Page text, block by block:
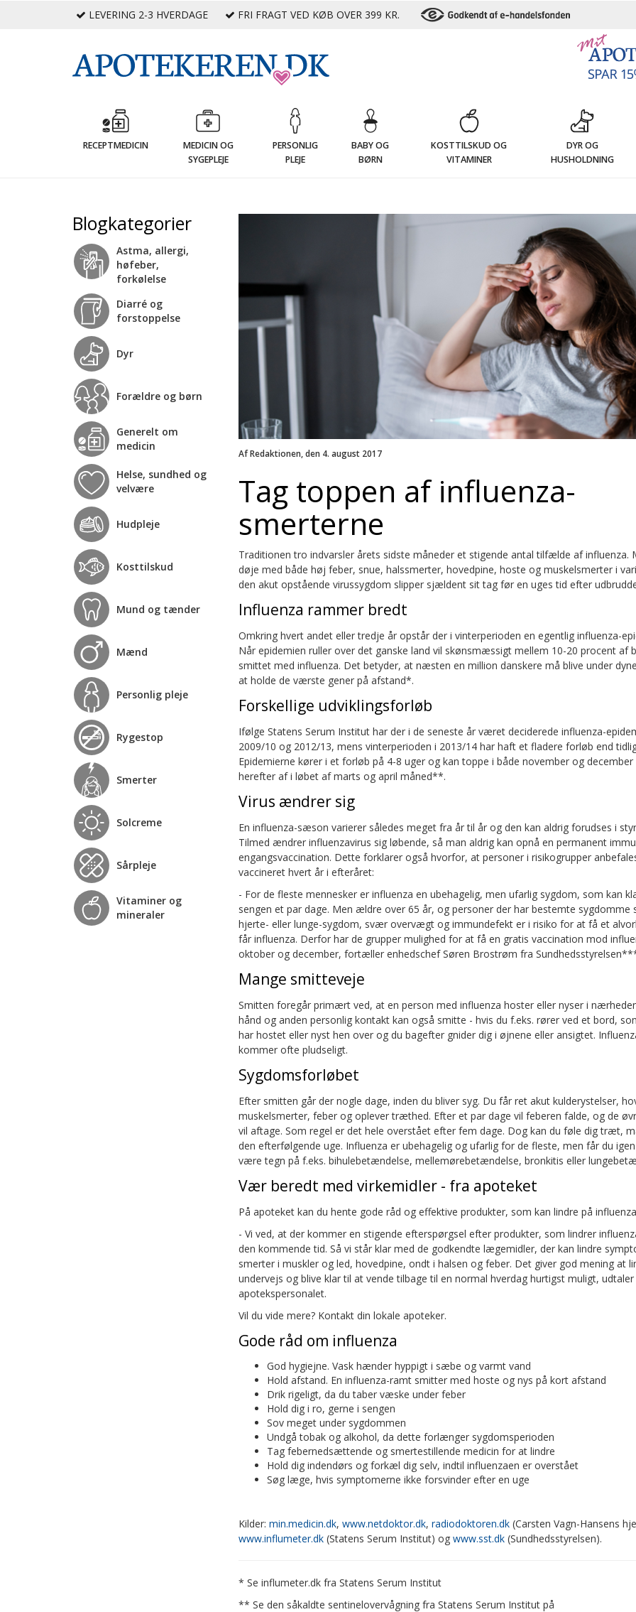
LEVERING 2-3 HVERDAGE FRI FRAGT VED KØB OVER 399 KR.
RECEPTMEDICIN
MEDICIN OG
SYGEPLEJE
PERSONLIG
PLEJE
BABY OG
BØRN
KOSTTILSKUD OG
VITAMINER
DYR OG
HUSHOLDNING
Blogkategorier
Astma, allergi,
høfeber,
forkølelse
Diarré og
forstoppelse
Dyr
Forældre og børn
Generelt om
medicin
Helse, sundhed og
velvære
Hudpleje
Kosttilskud
Mund og tænder
Mænd
Personlig pleje
Rygestop
Smerter
Solcreme
Sårpleje
Vitaminer og
mineraler
Af Redaktionen, den 4. august 2017
Tag toppen af influenza-
smerterne
Traditionen tro indvarsler årets sidste måneder et stigende antal tilfælde af influenza.
døje med både høj feber, snue, halssmerter, hovedpine, hoste og muskelsmerter i
den akut opstående virussygdom slipper sjældent sit tag før en uges tid efter
Influenza rammer bredt
Omkring hvert andet eller tredje år opstår der i vinterperioden en egentlig influenza-
Når epidemien ruller over det ganske land vil skønsmæssigt mellem 10-20 procent af
smittet med influenza. Det betyder, at næsten en million danskere må blive under
at holde de værste gener på afstand*.
Forskellige udviklingsforløb
Ifølge Statens Serum Institut har der i de seneste år været deciderede influenza-
2009/10 og 2012/13, mens vinterperioden i 2013/14 har haft et fladere forløb end
Epidemierne kører i et forløb på 4-8 uger og kan toppe i både november og december
herefter af i løbet af marts og april måned**.
Virus ændrer sig
En influenza-sæson varierer således meget fra år til år og den kan aldrig forudses i
Tilmed ændrer influenzavirus sig løbende, så man aldrig kan opnå en permanent
engangsvaccination. Dette forklarer også hvorfor, at personer i risikogrupper
vaccineret hvert år i efteråret:
- For de fleste mennesker er influenza en ubehagelig, men ufarlig sygdom, som kan
sengen et par dage. Men ældre over 65 år, og personer der har bestemte sygdomme
hjerte- eller lunge-sygdom, svær overvægt og immundefekt er i risiko for at få et
får influenza. Derfor har de grupper mulighed for at få en gratis vaccination mod
oktober og december, fortæller enhedschef Søren Brostrøm fra
Mange smitteveje
Smitten foregår primært ved, at en person med influenza hoster eller nyser i
hånd og anden personlig kontakt kan også smitte - hvis du f.eks. rører ved et bord,
har hostet eller nyst hen over og du bagefter gnider dig i øjnene eller ansigtet.
kommer ofte pludseligt.
Sygdomsforløbet
Efter smitten går der nogle dage, inden du bliver syg. Du får ret akut kulderystelser,
muskelsmerter, feber og oplever træthed. Efter et par dage vil feberen falde, og de
vil aftage. Som regel er det hele overstået efter fem dage. Dog kan du føle dig træt,
den efterfølgende uge. Influenza er ubehagelig og ufarlig for de fleste, men får du
være tegn på f.eks. bihulebetændelse, mellemørebetændelse, bronkitis eller
Vær beredt med virkemidler - fra apoteket
På apoteket kan du hente gode råd og effektive produkter, som kan lindre på
- Vi ved, at der kommer en stigende efterspørgsel efter produkter, som lindrer
den kommende tid. Så vi står klar med de godkendte lægemidler, der kan lindre
smerter i muskler og led, hovedpine, ondt i halsen og feber. Det giver god mening at
undervejs og blive klar til at vende tilbage til en normal hverdag hurtigst muligt, udtaler
apotekspersonalet.
Vil du vide mere? Kontakt din lokale apoteker.
Gode råd om influenza
God hygiejne. Vask hænder hyppigt i sæbe og varmt vand
Hold afstand. En influenza-ramt smitter med hoste og nys på kort afstand
Drik rigeligt, da du taber væske under feber
Hold dig i ro, gerne i sengen
Sov meget under sygdommen
Undgå tobak og alkohol, da dette forlænger sygdomsperioden
Tag febernedsættende og smertestillende medicin for at lindre
Hold dig indendørs og forkæl dig selv, indtil influenzaen er overstået
Søg læge, hvis symptomerne ikke forsvinder efter en uge
Kilder: min.medicin.dk, www.netdoktor.dk, radiodoktoren.dk (Carsten Vagn-Hansens
www.influmeter.dk (Statens Serum Institut) og www.sst.dk (Sundhedsstyrelsen).
* Se influmeter.dk fra Statens Serum Institut
** Se den såkaldte sentinelovervågning fra Statens Serum Institut på